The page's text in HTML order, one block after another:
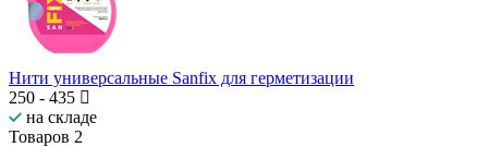
Нити универсальные Sanfix для герметизации
250 - 435
на складе
Товаров 2